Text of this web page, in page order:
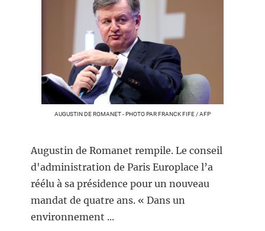
AUGUSTIN DE ROMANET - PHOTO PAR FRANCK FIFE / AFP
Augustin de Romanet rempile. Le conseil
d'administration de Paris Europlace l’a
réélu à sa présidence pour un nouveau
mandat de quatre ans. « Dans un
environnement ...